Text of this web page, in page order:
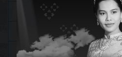
202.2 สินค้าขาออก
ค่าภาระแรงงานพิเศษ
ค่าใช้แรงงานและสถานที่เพื่